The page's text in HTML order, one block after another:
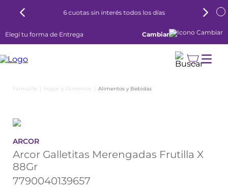
6 cuotas sin interés todos los días
Elegí tu forma de Entrega Cambiar
Hogar y Alimentos Alimentos y Bebidas
ARCOR
Arcor Galletitas Merengadas Frutilla X
88Gr
7790040139657